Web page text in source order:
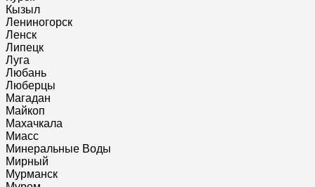
Кызыл
Лениногорск
Ленск
Липецк
Луга
Любань
Люберцы
Магадан
Майкоп
Махачкала
Миасс
Минеральные Воды
Мирный
Мурманск